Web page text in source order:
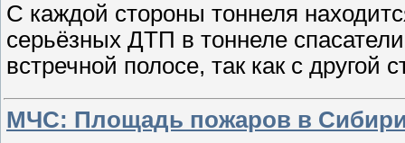
С каждой стороны тоннеля
серьёзных ДТП в тоннеле
встречной полосе, так как с другой
МЧС: Площадь пожаров в Сибири